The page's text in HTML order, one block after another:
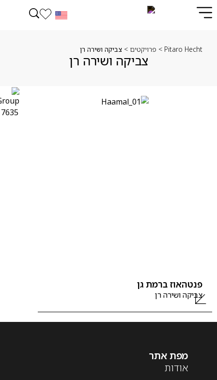
Pitaro Hecht
> פרויקטים > צביקה ושירה רן
צביקה ושירה רן
פנטהאוז ברמת גן
צביקה ושירה רן
מפת אתר
אודות